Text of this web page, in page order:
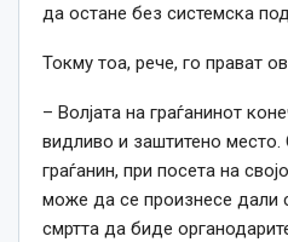
да остане без системска
Токму тоа, рече, го прават
– Волјата на граѓанинот
видливо и заштитено место.
граѓанин, при посета на
може да се произнесе дали
смртта да биде